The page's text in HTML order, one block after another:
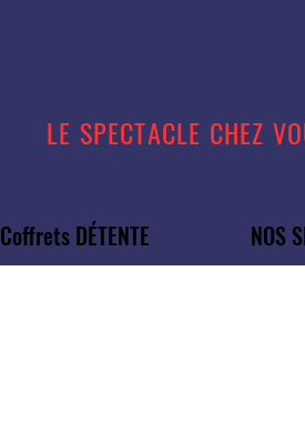
LE SPECTACLE CHEZ
Coffrets DÉTENTE NOS